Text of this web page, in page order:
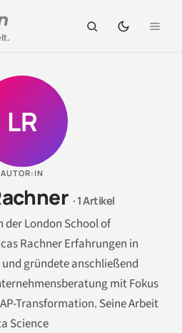
LR
AUTOR:IN
· 1 Artikel
der London School of
Rachner Erfahrungen in
gründete anschließend
mit Fokus
Transformation. Seine Arbeit
Science